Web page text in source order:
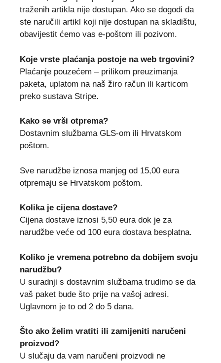
traženih artikla nije dostupan. Ako se dogodi da
ste naručili artikl koji nije dostupan na skladištu,
obavijestit ćemo vas e-poštom ili pozivom.
Koje vrste plaćanja postoje na web trgovini?
Plaćanje pouzećem – prilikom preuzimanja
paketa, uplatom na naš žiro račun ili karticom
preko sustava Stripe.
Kako se vrši otprema?
Dostavnim službama GLS-om ili Hrvatskom
poštom.
Sve narudžbe iznosa manjeg od 15,00 eura
otpremaju se Hrvatskom poštom.
Kolika je cijena dostave?
Cijena dostave iznosi 5,50 eura dok je za
narudžbe veće od 100 eura dostava besplatna.
Koliko je vremena potrebno da dobijem svoju
narudžbu?
U suradnji s dostavnim službama trudimo se da
vaš paket bude što prije na vašoj adresi.
Uglavnom je to od 2 do 5 dana.
Što ako želim vratiti ili zamijeniti naručeni
proizvod?
U slučaju da vam naručeni proizvodi ne